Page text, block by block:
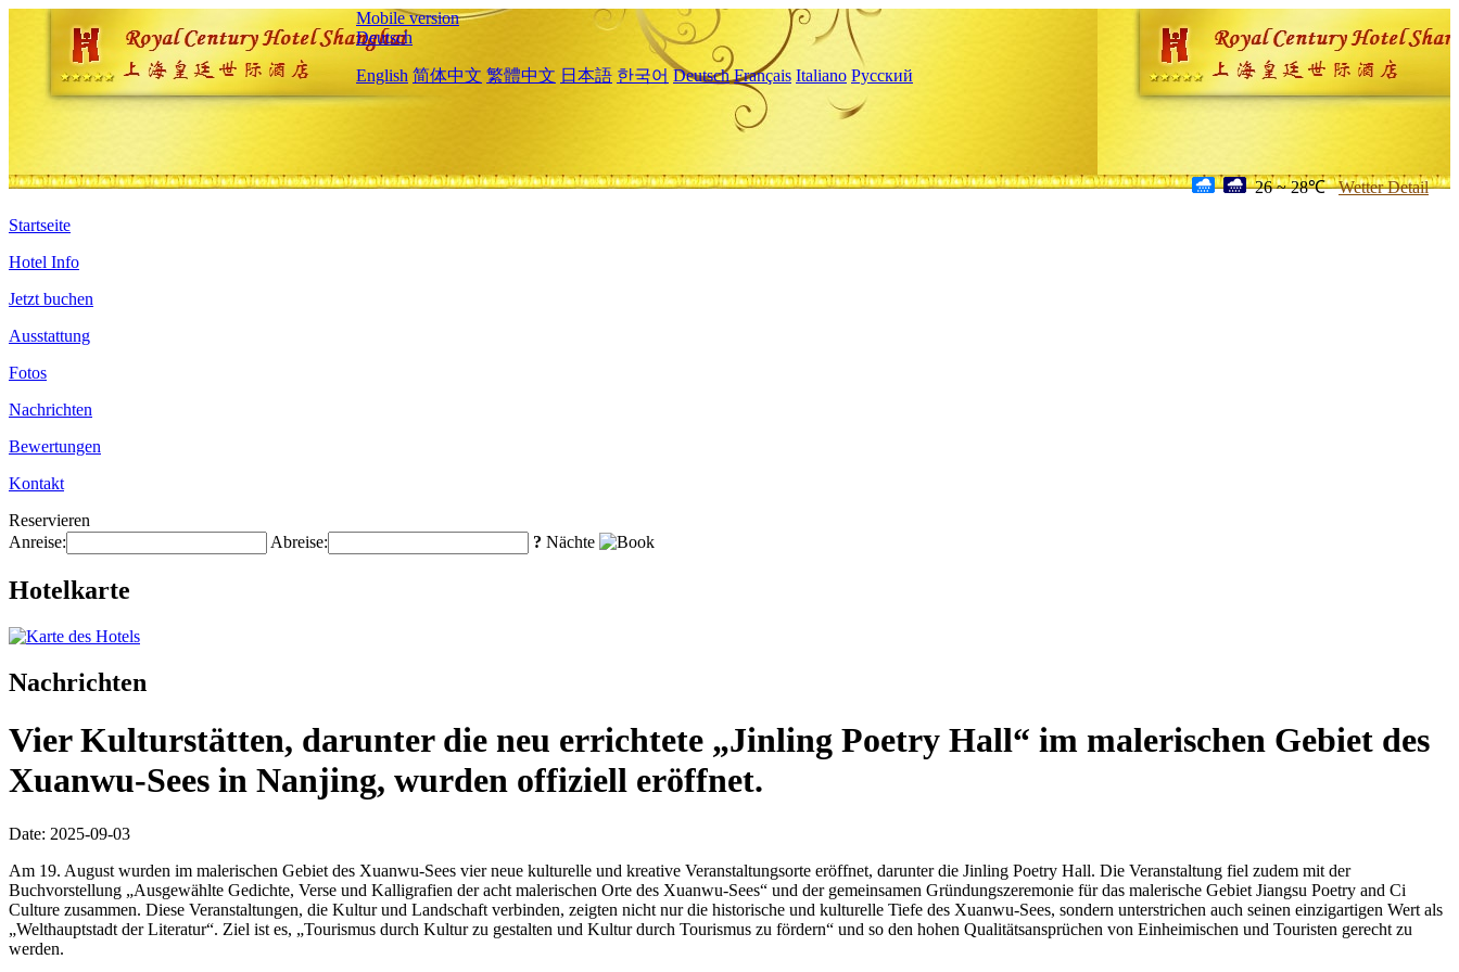
Mobile version
Deutsch
English 简体中文 繁體中文 日本語 한국어 Deutsch Français Italiano Русский
26 ~ 28℃ Wetter Detail
Startseite
Hotel Info
Jetzt buchen
Ausstattung
Fotos
Nachrichten
Bewertungen
Kontakt
Reservieren
Anreise:
Abreise: ? Nächte
Hotelkarte
Nachrichten
Vier Kulturstätten, darunter die neu errichtete „Jinling Poetry Hall“ im malerischen Gebiet des
Xuanwu-Sees in Nanjing, wurden offiziell eröffnet.
Date: 2025-09-03
Am 19. August wurden im malerischen Gebiet des Xuanwu-Sees vier neue kulturelle und kreative Veranstaltungsorte eröffnet, darunter die Jinling Poetry Hall. Die Veranstaltung fiel zudem mit der
Buchvorstellung „Ausgewählte Gedichte, Verse und Kalligrafien der acht malerischen Orte des Xuanwu-Sees“ und der gemeinsamen Gründungszeremonie für das malerische Gebiet Jiangsu Poetry and Ci
Culture zusammen. Diese Veranstaltungen, die Kultur und Landschaft verbinden, zeigten nicht nur die historische und kulturelle Tiefe des Xuanwu-Sees, sondern unterstrichen auch seinen einzigartigen Wert als
„Welthauptstadt der Literatur“. Ziel ist es, „Tourismus durch Kultur zu gestalten und Kultur durch Tourismus zu fördern“ und so den hohen Qualitätsansprüchen von Einheimischen und Touristen gerecht zu
werden.